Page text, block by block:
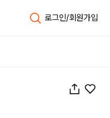
로그인/회원가입